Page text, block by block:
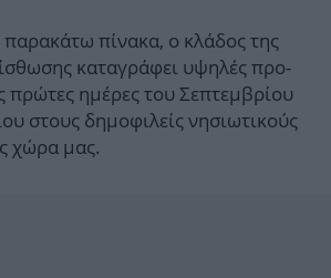
πίνακα, ο κλάδος της
καταγράφει υψηλές προ-
πρώτες ημέρες του Σεπτεμβρίου
στους δημοφιλείς νησιωτικούς
χώρα μας.